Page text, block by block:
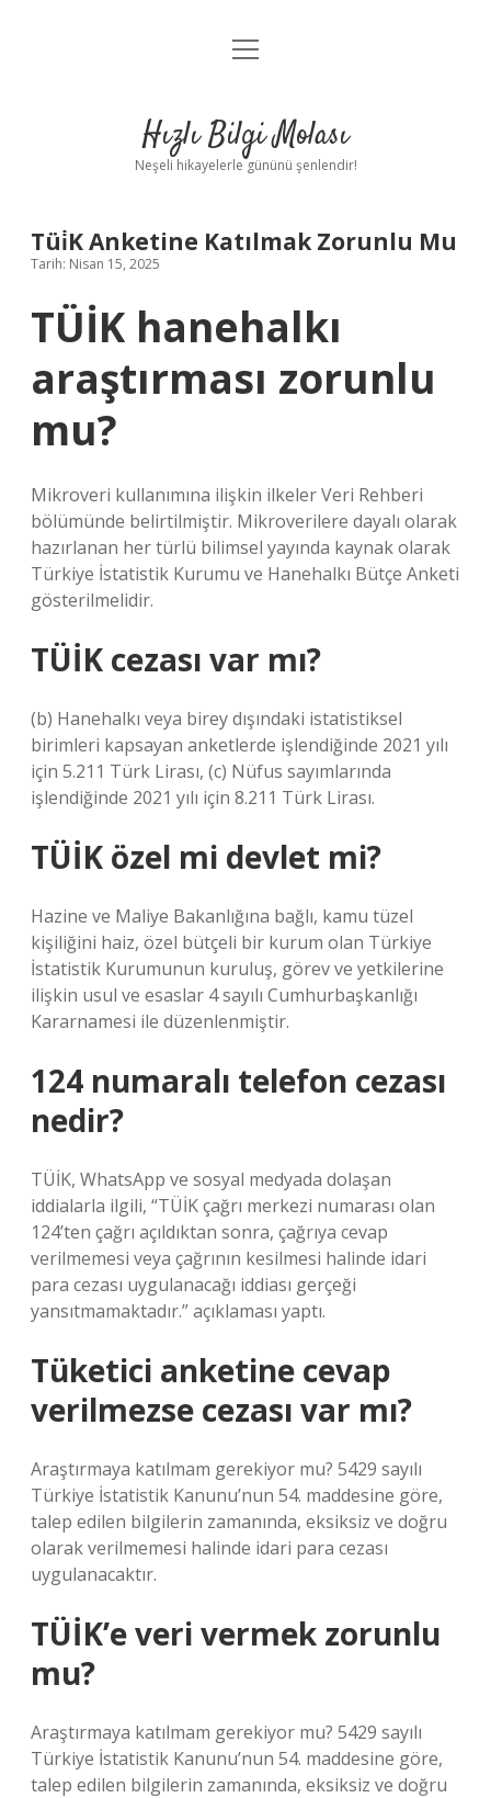
Anasayfa
Yasal Uyarı
menüyü
Hızlı Bilgi Molası
Neşeli hikayelerle gününü şenlendir!
Tüi̇K Anketine Katılmak Zorunlu Mu
Tarih: Nisan 15, 2025
TÜİK hanehalkı
araştırması zorunlu
mu?
Mikroveri kullanımına ilişkin ilkeler Veri Rehberi
bölümünde belirtilmiştir. Mikroverilere dayalı olarak
hazırlanan her türlü bilimsel yayında kaynak olarak
Türkiye İstatistik Kurumu ve Hanehalkı Bütçe Anketi
gösterilmelidir.
TÜİK cezası var mı?
(b) Hanehalkı veya birey dışındaki istatistiksel
birimleri kapsayan anketlerde işlendiğinde 2021 yılı
için 5.211 Türk Lirası, (c) Nüfus sayımlarında
işlendiğinde 2021 yılı için 8.211 Türk Lirası.
TÜİK özel mi devlet mi?
Hazine ve Maliye Bakanlığına bağlı, kamu tüzel
kişiliğini haiz, özel bütçeli bir kurum olan Türkiye
İstatistik Kurumunun kuruluş, görev ve yetkilerine
ilişkin usul ve esaslar 4 sayılı Cumhurbaşkanlığı
Kararnamesi ile düzenlenmiştir.
124 numaralı telefon cezası
nedir?
TÜİK, WhatsApp ve sosyal medyada dolaşan
iddialarla ilgili, “TÜİK çağrı merkezi numarası olan
124’ten çağrı açıldıktan sonra, çağrıya cevap
verilmemesi veya çağrının kesilmesi halinde idari
para cezası uygulanacağı iddiası gerçeği
yansıtmamaktadır.” açıklaması yaptı.
Tüketici anketine cevap
verilmezse cezası var mı?
Araştırmaya katılmam gerekiyor mu? 5429 sayılı
Türkiye İstatistik Kanunu’nun 54. maddesine göre,
talep edilen bilgilerin zamanında, eksiksiz ve doğru
olarak verilmemesi halinde idari para cezası
uygulanacaktır.
TÜİK’e veri vermek zorunlu
mu?
Araştırmaya katılmam gerekiyor mu? 5429 sayılı
Türkiye İstatistik Kanunu’nun 54. maddesine göre,
talep edilen bilgilerin zamanında, eksiksiz ve doğru